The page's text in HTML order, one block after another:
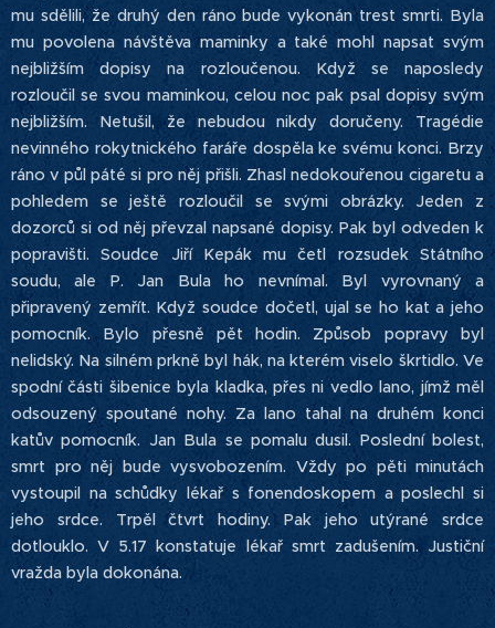
mu sdělili, že druhý den ráno bude vykonán trest smrti. Byla
mu povolena návštěva maminky a také mohl napsat svým
nejbližším dopisy na rozloučenou. Když se naposledy
rozloučil se svou maminkou, celou noc pak psal dopisy svým
nejbližším. Netušil, že nebudou nikdy doručeny. Tragédie
nevinného rokytnického faráře dospěla ke svému konci. Brzy
ráno v půl páté si pro něj přišli. Zhasl nedokouřenou cigaretu a
pohledem se ještě rozloučil se svými obrázky. Jeden z
dozorců si od něj převzal napsané dopisy. Pak byl odveden k
popravišti. Soudce Jiří Kepák mu četl rozsudek Státního
soudu, ale P. Jan Bula ho nevnímal. Byl vyrovnaný a
připravený zemřít. Když soudce dočetl, ujal se ho kat a jeho
pomocník. Bylo přesně pět hodin. Způsob popravy byl
nelidský. Na silném prkně byl hák, na kterém viselo škrtidlo. Ve
spodní části šibenice byla kladka, přes ni vedlo lano, jímž měl
odsouzený spoutané nohy. Za lano tahal na druhém konci
katův pomocník. Jan Bula se pomalu dusil. Poslední bolest,
smrt pro něj bude vysvobozením. Vždy po pěti minutách
vystoupil na schůdky lékař s fonendoskopem a poslechl si
jeho srdce. Trpěl čtvrt hodiny. Pak jeho utýrané srdce
dotlouklo. V 5.17 konstatuje lékař smrt zadušením. Justiční
vražda byla dokonána.